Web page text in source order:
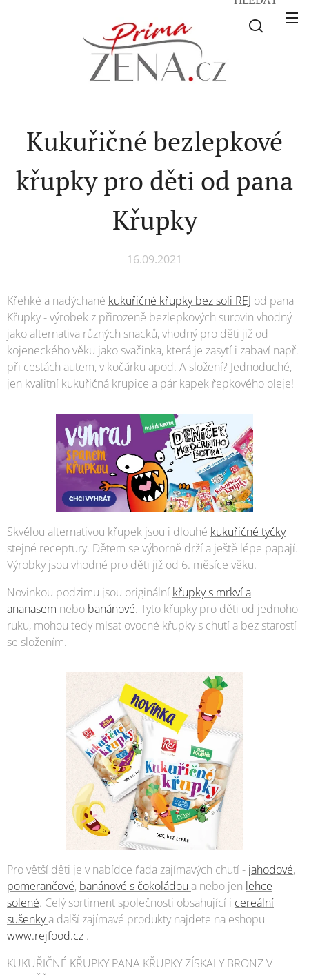
Kukuřičné bezlepkové
křupky pro děti od pana
Křupky
16.09.2021
Křehké a nadýchané kukuřičné křupky bez soli REJ od pana
Křupky - výrobek z přirozeně bezlepkových surovin vhodný
jako alternativa různých snacků, vhodný pro děti již od
kojeneckého věku jako svačinka, která je zasytí i zabaví např.
při cestách autem, v kočárku apod. A složení? Jednoduché,
jen kvalitní kukuřičná krupice a pár kapek řepkového oleje!
Skvělou alternativou křupek jsou i dlouhé kukuřičné tyčky
stejné receptury. Dětem se výborně drží a ještě lépe papají.
Výrobky jsou vhodné pro děti již od 6. měsíce věku.
Novinkou podzimu jsou originální křupky s mrkví a
ananasem nebo banánové. Tyto křupky pro děti od jednoho
ruku, mohou tedy mlsat ovocné křupky s chutí a bez starostí
se složením.
Pro větší děti je v nabídce řada zajímavých chutí - jahodové,
pomerančové, banánové s čokoládou a nebo jen lehce
solené. Celý sortiment společnosti obsahující i cereální
sušenkya další zajímavé produkty najdete na eshopu
www.rejfood.cz .
KUKUŘIČNÉ KŘUPKY PANA KŘUPKY ZÍSKALY BRONZ V